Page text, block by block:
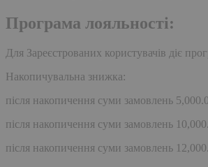
Програма лояльності:
Для Зареєстрованих користувачів діє
Накопичувальна знижка:
після накопичення суми замовлень
після накопичення суми замовлень
після накопичення суми замовлень